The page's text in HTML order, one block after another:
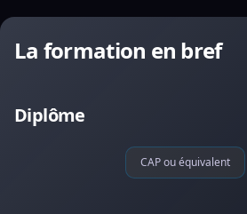
La formation en bref
Diplôme
CAP ou équivalent